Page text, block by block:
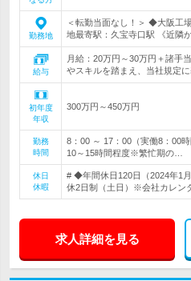
勤務地
＜転勤当面なし！＞ ◆大阪工
地最寄駅：久宝寺口駅 《近隣
給与
月給：20万円～30万円＋諸手
やスキルを踏まえ、当社規定
初年度
年収
300万円～450万円
勤務
時間
8：00 ～ 17：00（実働8：00
10～15時間程度※繁忙期の…
休日
休暇
# ◆年間休日120日（2024年1
休2日制（土日）※会社カレン
求人詳細を見る